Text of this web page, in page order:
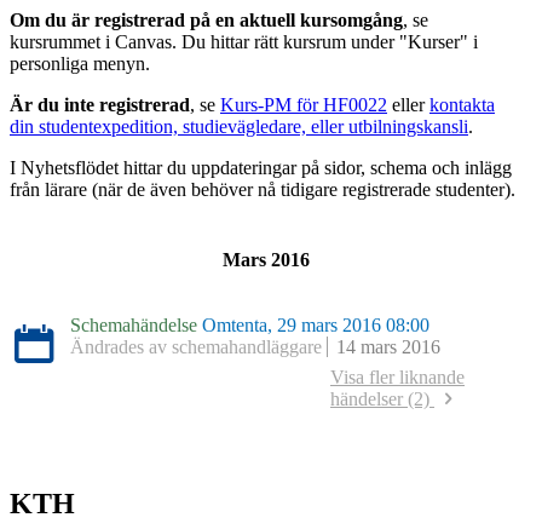
Om du är registrerad på en aktuell kursomgång, se
kursrummet i Canvas. Du hittar rätt kursrum under "Kurser" i
personliga menyn.
Är du inte registrerad, se Kurs-PM för HF0022 ellerkontakta
din studentexpedition, studievägledare, eller utbilningskansli.
I Nyhetsflödet hittar du uppdateringar på sidor, schema och inlägg
från lärare (när de även behöver nå tidigare registrerade studenter).
Mars 2016
Schemahändelse Omtenta, 29 mars 2016 08:00
Ändrades av schemahandläggare
14 mars 2016
Visa fler liknande
händelser (2)
KTH